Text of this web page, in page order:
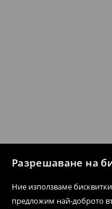
Разрешаване на
Ние използваме
предложим най-доброто